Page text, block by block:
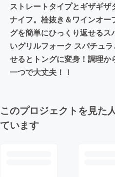
ストレートタイプとギザギ
ナイフ。栓抜き＆ワインオ
グを簡単にひっくり返せる
いグリルフォーク スパチュ
せるとトングに変身！調理
一つで大丈夫！！
このプロジェクトを見た
ています